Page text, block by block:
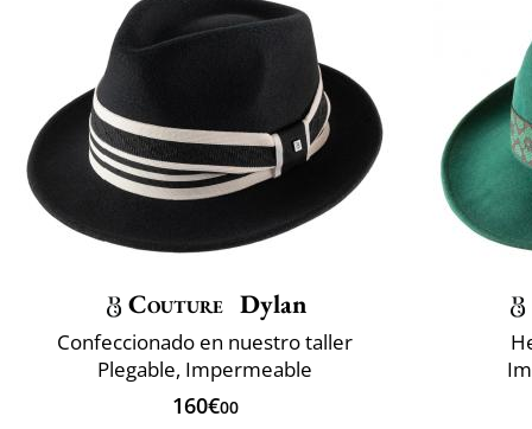
Couture Dylan
Confeccionado en nuestro taller
Plegable, Impermeable
160€00